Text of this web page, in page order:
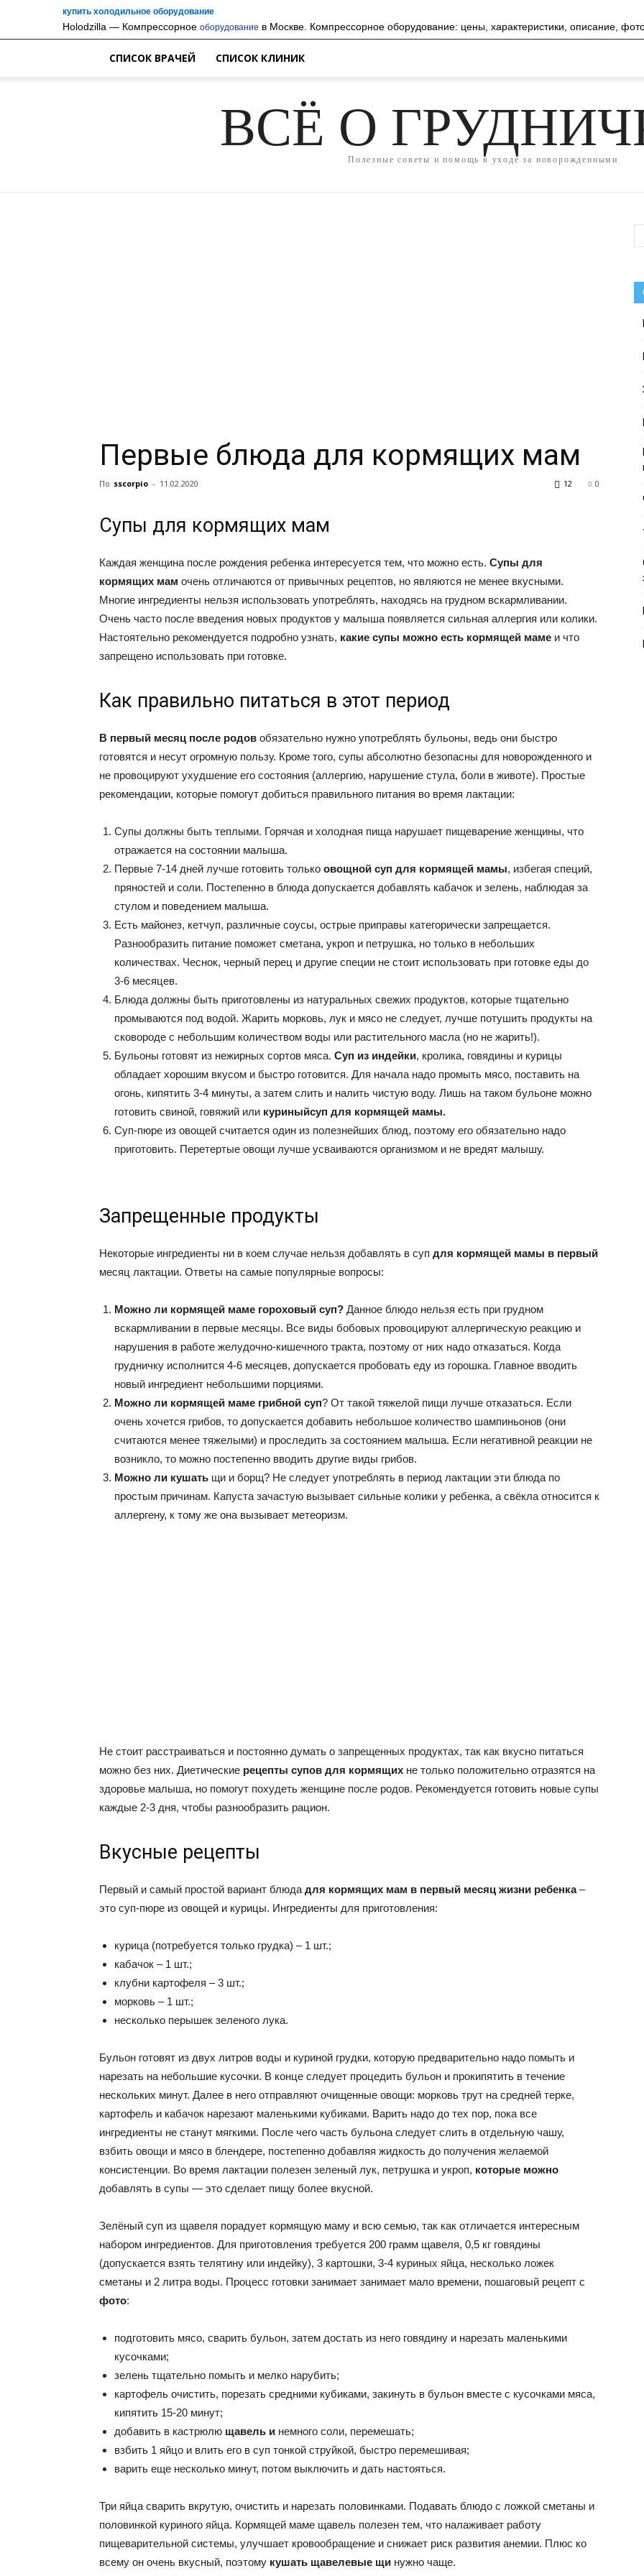
купить холодильное оборудование
Holodzilla — Компрессорное оборудование в Москве. Компрессорное оборудование: цены, характеристики, описание,
СПИСОК ВРАЧЕЙ СПИСОК КЛИНИК
ВСЁ О
Полезные советы и помощь в уходе за новорожденными
Первые блюда для кормящих мам
По sscorpio - 11.02.2020 0
12
Супы для кормящих мам
Каждая женщина после рождения ребенка интересуется тем, что можно есть. Супы для
кормящих мам очень отличаются от привычных рецептов, но являются не менее вкусными.
Многие ингредиенты нельзя использовать употреблять, находясь на грудном вскармливании.
Очень часто после введения новых продуктов у малыша появляется сильная аллергия или колики.
Настоятельно рекомендуется подробно узнать, какие супы можно есть кормящей маме и что
запрещено использовать при готовке.
Как правильно питаться в этот период
В первый месяц после родов обязательно нужно употреблять бульоны, ведь они быстро
готовятся и несут огромную пользу. Кроме того, супы абсолютно безопасны для новорожденного и
не провоцируют ухудшение его состояния (аллергию, нарушение стула, боли в животе). Простые
рекомендации, которые помогут добиться правильного питания во время лактации:
Супы должны быть теплыми. Горячая и холодная пища нарушает пищеварение женщины, что
отражается на состоянии малыша.
Первые 7-14 дней лучше готовить только овощной суп для кормящей мамы, избегая специй,
пряностей и соли. Постепенно в блюда допускается добавлять кабачок и зелень, наблюдая за
стулом и поведением малыша.
Есть майонез, кетчуп, различные соусы, острые приправы категорически запрещается.
Разнообразить питание поможет сметана, укроп и петрушка, но только в небольших
количествах. Чеснок, черный перец и другие специи не стоит использовать при готовке еды до
3-6 месяцев.
Блюда должны быть приготовлены из натуральных свежих продуктов, которые тщательно
промываются под водой. Жарить морковь, лук и мясо не следует, лучше потушить продукты на
сковороде с небольшим количеством воды или растительного масла (но не жарить!).
Бульоны готовят из нежирных сортов мяса. Суп из индейки, кролика, говядины и курицы
обладает хорошим вкусом и быстро готовится. Для начала надо промыть мясо, поставить на
огонь, кипятить 3-4 минуты, а затем слить и налить чистую воду. Лишь на таком бульоне можно
готовить свиной, говяжий или куриныйсуп для кормящей мамы.
Суп-пюре из овощей считается один из полезнейших блюд, поэтому его обязательно надо
приготовить. Перетертые овощи лучше усваиваются организмом и не вредят малышу.
Запрещенные продукты
Некоторые ингредиенты ни в коем случае нельзя добавлять в суп для кормящей мамы в первый
месяц лактации. Ответы на самые популярные вопросы:
Можно ли кормящей маме гороховый суп? Данное блюдо нельзя есть при грудном
вскармливании в первые месяцы. Все виды бобовых провоцируют аллергическую реакцию и
нарушения в работе желудочно-кишечного тракта, поэтому от них надо отказаться. Когда
грудничку исполнится 4-6 месяцев, допускается пробовать еду из горошка. Главное вводить
новый ингредиент небольшими порциями.
Можно ли кормящей маме грибной суп? От такой тяжелой пищи лучше отказаться. Если
очень хочется грибов, то допускается добавить небольшое количество шампиньонов (они
считаются менее тяжелыми) и проследить за состоянием малыша. Если негативной реакции не
возникло, то можно постепенно вводить другие виды грибов.
Можно ли кушать щи и борщ? Не следует употреблять в период лактации эти блюда по
простым причинам. Капуста зачастую вызывает сильные колики у ребенка, а свёкла относится к
аллергену, к тому же она вызывает метеоризм.
Не стоит расстраиваться и постоянно думать о запрещенных продуктах, так как вкусно питаться
можно без них. Диетические рецепты супов для кормящих не только положительно отразятся на
здоровье малыша, но помогут похудеть женщине после родов. Рекомендуется готовить новые супы
каждые 2-3 дня, чтобы разнообразить рацион.
Вкусные рецепты
Первый и самый простой вариант блюда для кормящих мам в первый месяц жизни ребенка–
это суп-пюре из овощей и курицы. Ингредиенты для приготовления:
курица (потребуется только грудка) – 1 шт.;
кабачок – 1 шт.;
клубни картофеля – 3 шт.;
морковь – 1 шт.;
несколько перышек зеленого лука.
Бульон готовят из двух литров воды и куриной грудки, которую предварительно надо помыть и
нарезать на небольшие кусочки. В конце следует процедить бульон и прокипятить в течение
нескольких минут. Далее в него отправляют очищенные овощи: морковь трут на средней терке,
картофель и кабачок нарезают маленькими кубиками. Варить надо до тех пор, пока все
ингредиенты не станут мягкими. После чего часть бульона следует слить в отдельную чашу,
взбить овощи и мясо в блендере, постепенно добавляя жидкость до получения желаемой
консистенции. Во время лактации полезен зеленый лук, петрушка и укроп, которые можно
добавлять в супы — это сделает пищу более вкусной.
Зелёный суп из щавеля порадует кормящую маму и всю семью, так как отличается интересным
набором ингредиентов. Для приготовления требуется 200 грамм щавеля, 0,5 кг говядины
(допускается взять телятину или индейку), 3 картошки, 3-4 куриных яйца, несколько ложек
сметаны и 2 литра воды. Процесс готовки занимает занимает мало времени, пошаговый рецепт с
фото:
подготовить мясо, сварить бульон, затем достать из него говядину и нарезать маленькими
кусочками;
зелень тщательно помыть и мелко нарубить;
картофель очистить, порезать средними кубиками, закинуть в бульон вместе с кусочками мяса,
кипятить 15-20 минут;
добавить в кастрюлю щавель и немного соли, перемешать;
взбить 1 яйцо и влить его в суп тонкой струйкой, быстро перемешивая;
варить еще несколько минут, потом выключить и дать настояться.
Три яйца сварить вкрутую, очистить и нарезать половинками. Подавать блюдо с ложкой сметаны и
половинкой куриного яйца. Кормящей маме щавель полезен тем, что налаживает работу
пищеварительной системы, улучшает кровообращение и снижает риск развития анемии. Плюс ко
всему он очень вкусный, поэтому кушать щавелевые щи нужно чаще.